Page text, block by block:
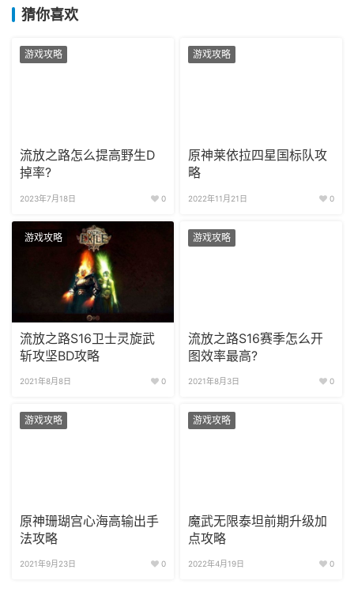
猜你喜欢
游戏攻略
流放之路怎么提高野生D
掉率?
2023年7月18日 0
游戏攻略
原神莱依拉四星国标队攻
略
2022年11月21日 0
游戏攻略
流放之路S16卫士灵旋武
斩攻坚BD攻略
2021年8月8日 0
游戏攻略
流放之路S16赛季怎么开
图效率最高?
2021年8月3日 0
游戏攻略
原神珊瑚宫心海高输出手
法攻略
2021年9月23日 0
游戏攻略
魔武无限泰坦前期升级加
点攻略
2022年4月19日 0